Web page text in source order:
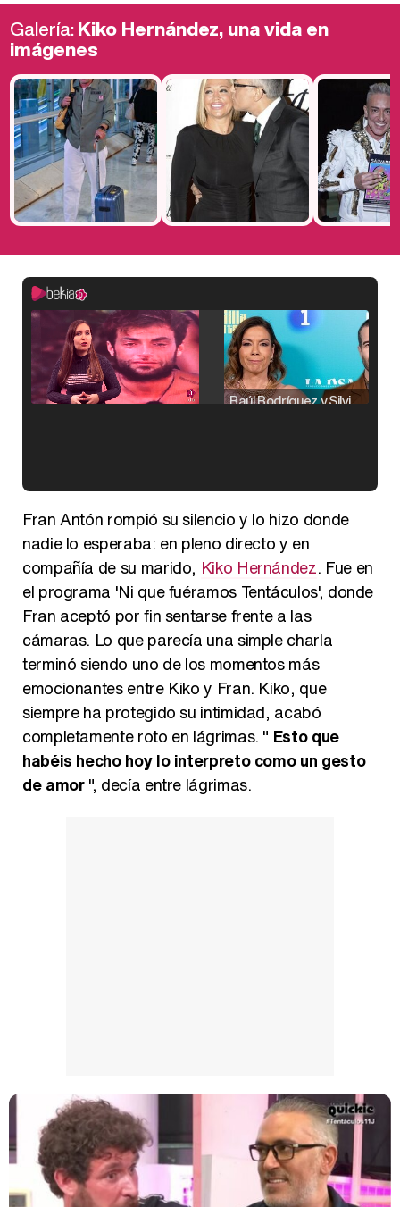
Galería:Kiko Hernández, una vida en
imágenes
Raúl Rodríguez y Silvia Taulés nos cuentan su papel en 'La familia de la tele'
Fran Antón rompió su silencio y lo hizo donde
nadie lo esperaba: en pleno directo y en
compañía de su marido, Kiko Hernández. Fue en
el programa 'Ni que fuéramos Tentáculos', donde
Fran aceptó por fin sentarse frente a las
cámaras. Lo que parecía una simple charla
terminó siendo uno de los momentos más
emocionantes entre Kiko y Fran. Kiko, que
siempre ha protegido su intimidad, acabó
completamente roto en lágrimas. " Esto que
habéis hecho hoy lo interpreto como un gesto
de amor", decía entre lágrimas.